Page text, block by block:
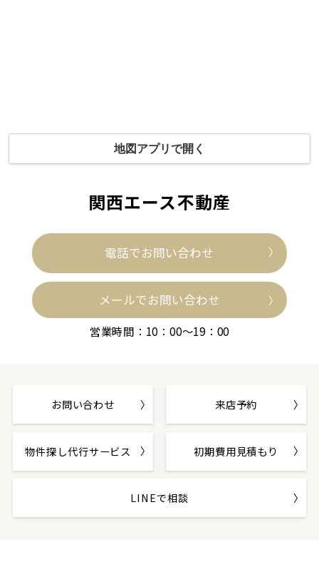
地図アプリで開く
関西エース不動産
電話でお問い合わせ
メールでお問い合わせ
営業時間：10：00～19：00
お問い合わせ 来店予約
物件探し代行サービス 初期費用見積もり
LINEで相談